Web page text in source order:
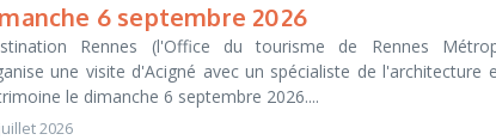
6 septembre 2026
Rennes (l'Office du tourisme de Rennes
une visite d'Acigné avec un spécialiste de l'architecture
le dimanche 6 septembre 2026....
2026